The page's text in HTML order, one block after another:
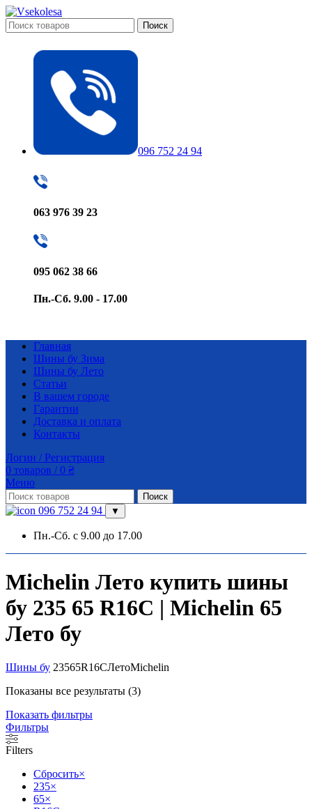
Поиск
096 752 24 94
063 976 39 23
095 062 38 66
Пн.-Сб. 9.00 - 17.00
Главная
Шины бу Зима
Шины бу Лето
Статьи
В вашем городе
Гарантии
Доставка и оплата
Контакты
Логин / Регистрация
0 товаров / 0 ₴
Меню
Поиск
096 752 24 94 ▼
Пн.-Сб. с 9.00 до 17.00
Michelin Лето купить шины
бу 235 65 R16C | Michelin 65
Лето бу
Шины бу 23565R16CЛетоMichelin
Показаны все результаты (3)
Показать фильтры
Фильтры
Filters
Сбросить×
235×
65×